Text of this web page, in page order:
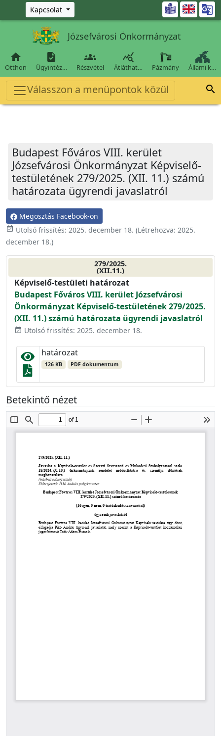
Ugrás a fő tartalomra
Kapcsolat 
Józsefvárosi Önkormányzat

Otthon

Ügyintéz…

Részvétel

Átláthat… Pázmány Állami k…
Válasszon a menüpontok közül 
Budapest Főváros VIII. kerület
Józsefvárosi Önkormányzat Képviselő-
testületének 279/2025. (XII. 11.) számú
határozata ügyrendi javaslatról
Megosztás Facebook-on
event_available Utolsó frissítés: 2025. december 18. (Létrehozva: 2025.
december 18.)
279/2025.
(XII.11.)
Képviselő-testületi határozat
Budapest Főváros VIII. kerület Józsefvárosi
Önkormányzat Képviselő-testületének 279/2025.
(XII. 11.) számú határozata ügyrendi javaslatról
event_available Utolsó frissítés: 2025. december 18.
határozat
126 KB PDF dokumentum
Betekintő nézet